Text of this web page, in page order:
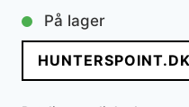
På lager